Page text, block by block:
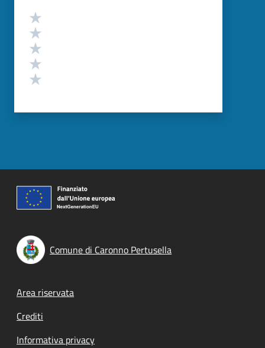
Valutazione
Comune di Caronno Pertusella
Footer menu
Area riservata
Crediti
Informativa privacy